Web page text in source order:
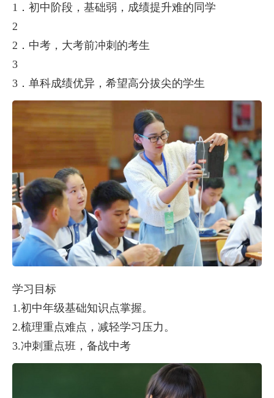
1．初中阶段，基础弱，成绩提升难的同学
2
2．中考，大考前冲刺的考生
3
3．单科成绩优异，希望高分拔尖的学生
学习目标
1.初中年级基础知识点掌握。
2.梳理重点难点，减轻学习压力。
3.冲刺重点班，备战中考